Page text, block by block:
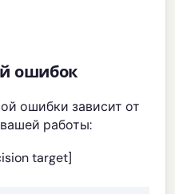
ошибок
ошибки зависит от
работы:
target]